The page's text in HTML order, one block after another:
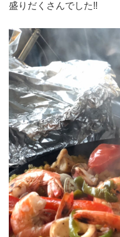
盛りだくさんでした‼︎